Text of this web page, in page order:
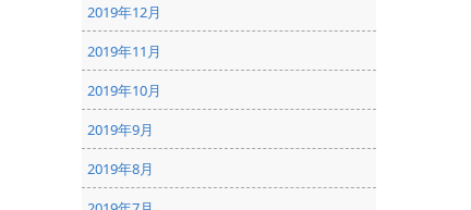
2019年12月
2019年11月
2019年10月
2019年9月
2019年8月